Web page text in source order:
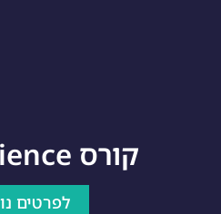
קורס Data Science
לפרטים